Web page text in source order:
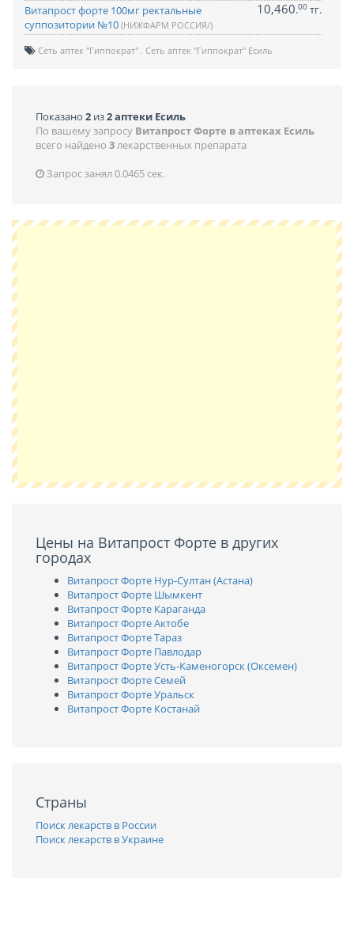
Витапрост форте 100мг ректальные
суппозитории №10 (НИЖФАРМ РОССИЯ/)
10,460.00 тг.
Сеть аптек "Гиппократ" Сеть аптек "Гиппократ" Есиль
Показано 2 из2 аптеки Есиль
По вашему запросу Витапрост Форте в аптеках Есиль
всего найдено 3лекарственных препарата
Запрос занял 0.0465 сек.
Цены на Витапрост Форте в других
городах
Витапрост Форте Нур-Султан (Астана)
Витапрост Форте Шымкент
Витапрост Форте Караганда
Витапрост Форте Актобе
Витапрост Форте Тараз
Витапрост Форте Павлодар
Витапрост Форте Усть-Каменогорск (Оксемен)
Витапрост Форте Семей
Витапрост Форте Уральск
Витапрост Форте Костанай
Страны
Поиск лекарств в России
Поиск лекарств в Украине